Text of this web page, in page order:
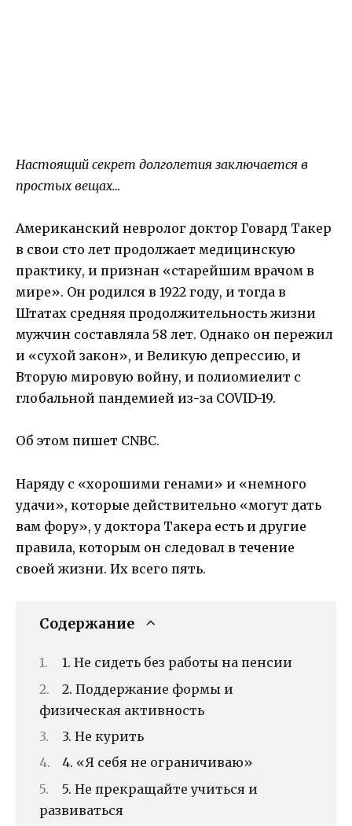
Настоящий секрет долголетия заключается в
простых вещах…
Американский невролог доктор Говард Такер
в свои сто лет продолжает медицинскую
практику, и признан «старейшим врачом в
мире». Он родился в 1922 году, и тогда в
Штатах средняя продолжительность жизни
мужчин составляла 58 лет. Однако он пережил
и «сухой закон», и Великую депрессию, и
Вторую мировую войну, и полиомиелит с
глобальной пандемией из-за COVID-19.
Об этом пишет CNBC.
Наряду с «хорошими генами» и «немного
удачи», которые действительно «могут дать
вам фору», у доктора Такера есть и другие
правила, которым он следовал в течение
своей жизни. Их всего пять.
Содержание
1. Не сидеть без работы на пенсии
2. Поддержание формы и
физическая активность
3. Не курить
4. «Я себя не ограничиваю»
5. Не прекращайте учиться и
развиваться